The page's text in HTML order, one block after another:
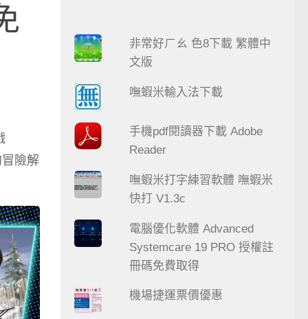
險解
非常好ㄏㄠ 色8下載 繁體中
文版
嘸蝦米輸入法下載
手機pdf閱讀器下載 Adobe
Reader
嘸蝦米打字練習軟體 嘸蝦米
快打 V1.3c
電腦優化軟體 Advanced
Systemcare 19 PRO 授權註
冊碼免費取得
機場捷運票價優惠